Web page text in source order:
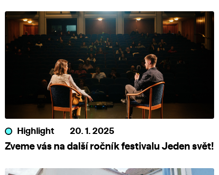
Highlight 20. 1. 2025
Zveme vás na další ročník festivalu Jeden svět!